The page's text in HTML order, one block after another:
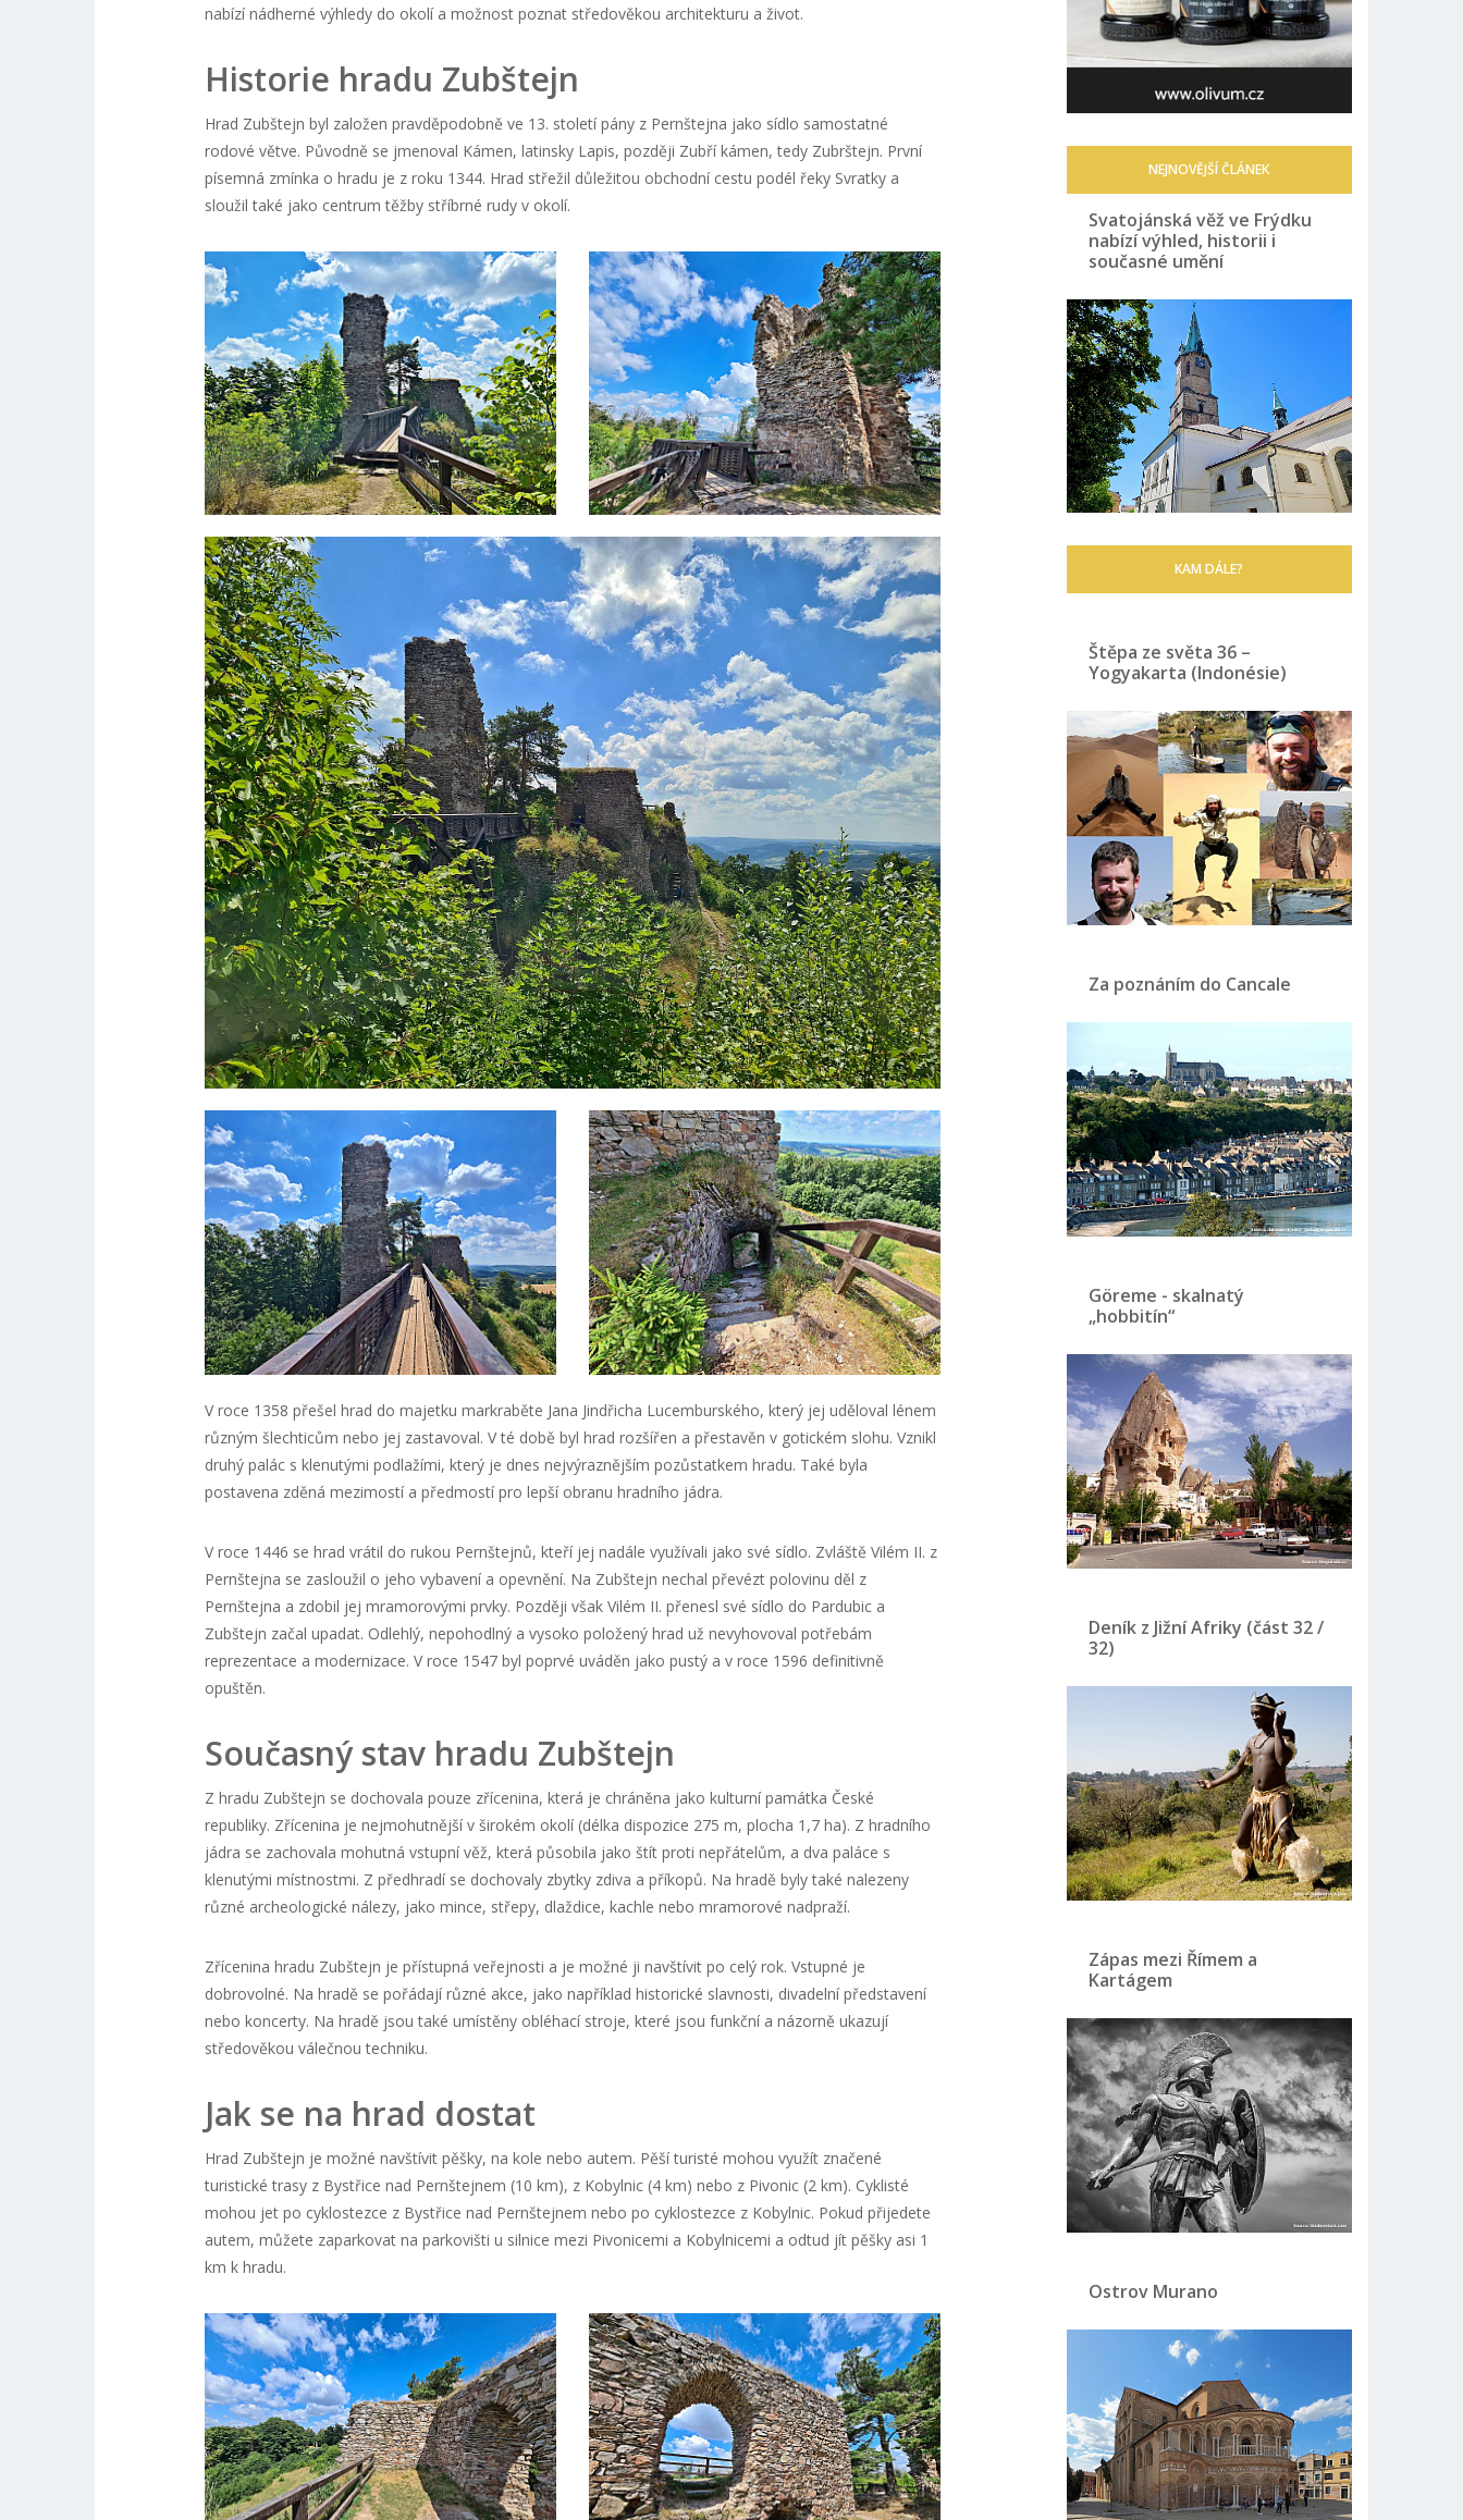
nabízí nádherné výhledy do okolí a možnost poznat středověkou architekturu a život.
Historie hradu Zubštejn
Hrad Zubštejn byl založen pravděpodobně ve 13. století pány z Pernštejna jako sídlo samostatné
rodové větve. Původně se jmenoval Kámen, latinsky Lapis, později Zubří kámen, tedy Zubrštejn. První
písemná zmínka o hradu je z roku 1344. Hrad střežil důležitou obchodní cestu podél řeky Svratky a
sloužil také jako centrum těžby stříbrné rudy v okolí.
V roce 1358 přešel hrad do majetku markraběte Jana Jindřicha Lucemburského, který jej uděloval lénem
různým šlechticům nebo jej zastavoval. V té době byl hrad rozšířen a přestavěn v gotickém slohu. Vznikl
druhý palác s klenutými podlažími, který je dnes nejvýraznějším pozůstatkem hradu. Také byla
postavena zděná mezimostí a předmostí pro lepší obranu hradního jádra.
V roce 1446 se hrad vrátil do rukou Pernštejnů, kteří jej nadále využívali jako své sídlo. Zvláště Vilém II. z
Pernštejna se zasloužil o jeho vybavení a opevnění. Na Zubštejn nechal převézt polovinu děl z
Pernštejna a zdobil jej mramorovými prvky. Později však Vilém II. přenesl své sídlo do Pardubic a
Zubštejn začal upadat. Odlehlý, nepohodlný a vysoko položený hrad už nevyhovoval potřebám
reprezentace a modernizace. V roce 1547 byl poprvé uváděn jako pustý a v roce 1596 definitivně
opuštěn.
Současný stav hradu Zubštejn
Z hradu Zubštejn se dochovala pouze zřícenina, která je chráněna jako kulturní památka České
republiky. Zřícenina je nejmohutnější v širokém okolí (délka dispozice 275 m, plocha 1,7 ha). Z hradního
jádra se zachovala mohutná vstupní věž, která působila jako štít proti nepřátelům, a dva paláce s
klenutými místnostmi. Z předhradí se dochovaly zbytky zdiva a příkopů. Na hradě byly také nalezeny
různé archeologické nálezy, jako mince, střepy, dlaždice, kachle nebo mramorové nadpraží.
Zřícenina hradu Zubštejn je přístupná veřejnosti a je možné ji navštívit po celý rok. Vstupné je
dobrovolné. Na hradě se pořádají různé akce, jako například historické slavnosti, divadelní představení
nebo koncerty. Na hradě jsou také umístěny obléhací stroje, které jsou funkční a názorně ukazují
středověkou válečnou techniku.
Jak se na hrad dostat
Hrad Zubštejn je možné navštívit pěšky, na kole nebo autem. Pěší turisté mohou využít značené
turistické trasy z Bystřice nad Pernštejnem (10 km), z Kobylnic (4 km) nebo z Pivonic (2 km). Cyklisté
mohou jet po cyklostezce z Bystřice nad Pernštejnem nebo po cyklostezce z Kobylnic. Pokud přijedete
autem, můžete zaparkovat na parkovišti u silnice mezi Pivonicemi a Kobylnicemi a odtud jít pěšky asi 1
km k hradu.
NEJNOVĚJŠÍ ČLÁNEK
Svatojánská věž ve Frýdku
nabízí výhled, historii i
současné umění
KAM DÁLE?
Štěpa ze světa 36 –
Yogyakarta (Indonésie)
Za poznáním do Cancale
Göreme - skalnatý
„hobbitín“
Deník z Jižní Afriky (část 32 /
32)
Zápas mezi Římem a
Kartágem
Ostrov Murano